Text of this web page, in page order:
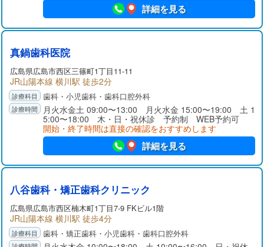
詳細を見る
真鍋歯科医院
広島県広島市西区三篠町1丁目11-11
JR山陽本線 横川駅 徒歩2分
歯科・小児歯科・歯科口腔外科
月火水金土 09:00〜13:00 月火水金 15:00〜19:00 土 1
5:00〜18:00 木・日・祝休診 予約制 WEB予約可
開始・終了時間は直接の確認をおすすめします
詳細を見る
八谷歯科・矯正歯科クリニック
広島県広島市西区楠木町1丁目7-9 FKビル1階
JR山陽本線 横川駅 徒歩4分
歯科・矯正歯科・小児歯科・歯科口腔外科